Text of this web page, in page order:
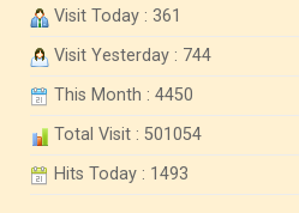
Visit Today : 361
Visit Yesterday : 744
This Month : 4450
Total Visit : 501054
Hits Today : 1493